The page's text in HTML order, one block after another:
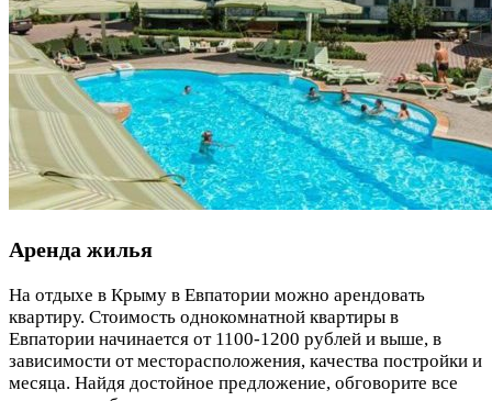
Аренда жилья
На отдыхе в Крыму в Евпатории можно арендовать
квартиру. Стоимость однокомнатной квартиры в
Евпатории начинается от 1100-1200 рублей и выше, в
зависимости от месторасположения, качества постройки и
месяца. Найдя достойное предложение, обговорите все